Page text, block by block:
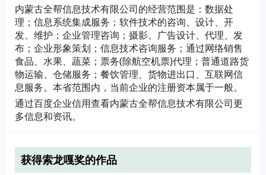
内蒙古全帮信息技术有限公司的经营范围是：数据处
理；信息系统集成服务；软件技术的咨询、设计、开
发、维护；企业管理咨询；摄影、广告设计、代理、发
布；企业形象策划；信息技术咨询服务；通过网络销售
食品、水果、蔬菜；票务(除航空机票)代理；普通道路货
物运输、仓储服务；餐饮管理、货物进出口、互联网信
息服务。本省范围内，当前企业的注册资本属于一般。
通过百度企业信用查看内蒙古全帮信息技术有限公司更
多信息和资讯。
获得索龙嘎奖的作品